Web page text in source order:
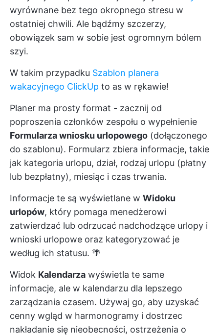
wyrównane bez tego okropnego stresu w
ostatniej chwili. Ale bądźmy szczerzy,
obowiązek sam w sobie jest ogromnym bólem
szyi.
W takim przypadku Szablon planera
wakacyjnego ClickUp to as w rękawie!
Planer ma prosty format - zacznij od
poproszenia członków zespołu o wypełnienie
Formularza wniosku urlopowego (dołączonego
do szablonu). Formularz zbiera informacje, takie
jak kategoria urlopu, dział, rodzaj urlopu (płatny
lub bezpłatny), miesiąc i czas trwania.
Informacje te są wyświetlane w Widoku
urlopów, który pomaga menedżerowi
zatwierdzać lub odrzucać nadchodzące urlopy i
wnioski urlopowe oraz kategoryzować je
według ich statusu. 🌴
Widok Kalendarza wyświetla te same
informacje, ale w kalendarzu dla lepszego
zarządzania czasem. Używaj go, aby uzyskać
cenny wgląd w harmonogramy i dostrzec
nakładanie się nieobecności, ostrzeżenia o